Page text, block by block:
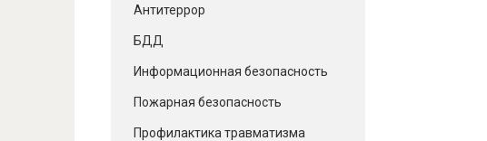
Антитеррор
БДД
Информационная безопасность
Пожарная безопасность
Профилактика травматизма